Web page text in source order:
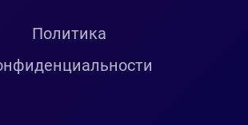
Политика